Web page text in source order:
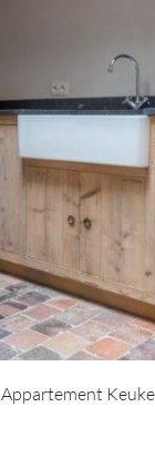
Appartement